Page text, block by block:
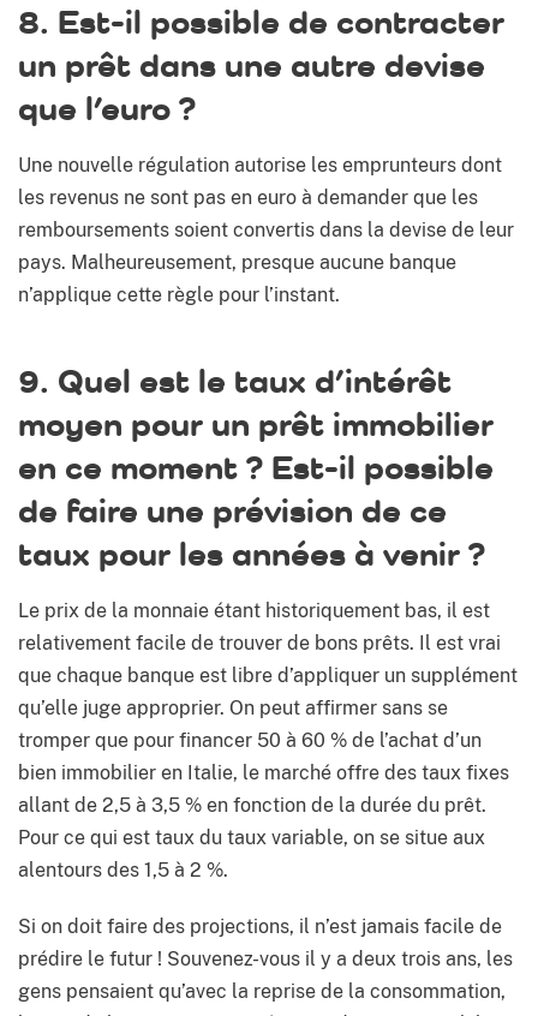
8. Est-il possible de contracter
un prêt dans une autre devise
que l’euro ?
Une nouvelle régulation autorise les emprunteurs dont
les revenus ne sont pas en euro à demander que les
remboursements soient convertis dans la devise de leur
pays. Malheureusement, presque aucune banque
n’applique cette règle pour l’instant.
9. Quel est le taux d’intérêt
moyen pour un prêt immobilier
en ce moment ? Est-il possible
de faire une prévision de ce
taux pour les années à venir ?
Le prix de la monnaie étant historiquement bas, il est
relativement facile de trouver de bons prêts. Il est vrai
que chaque banque est libre d’appliquer un supplément
qu’elle juge approprier. On peut affirmer sans se
tromper que pour financer 50 à 60 % de l’achat d’un
bien immobilier en Italie, le marché offre des taux fixes
allant de 2,5 à 3,5 % en fonction de la durée du prêt.
Pour ce qui est taux du taux variable, on se situe aux
alentours des 1,5 à 2 %.
Si on doit faire des projections, il n’est jamais facile de
prédire le futur ! Souvenez-vous il y a deux trois ans, les
gens pensaient qu’avec la reprise de la consommation,